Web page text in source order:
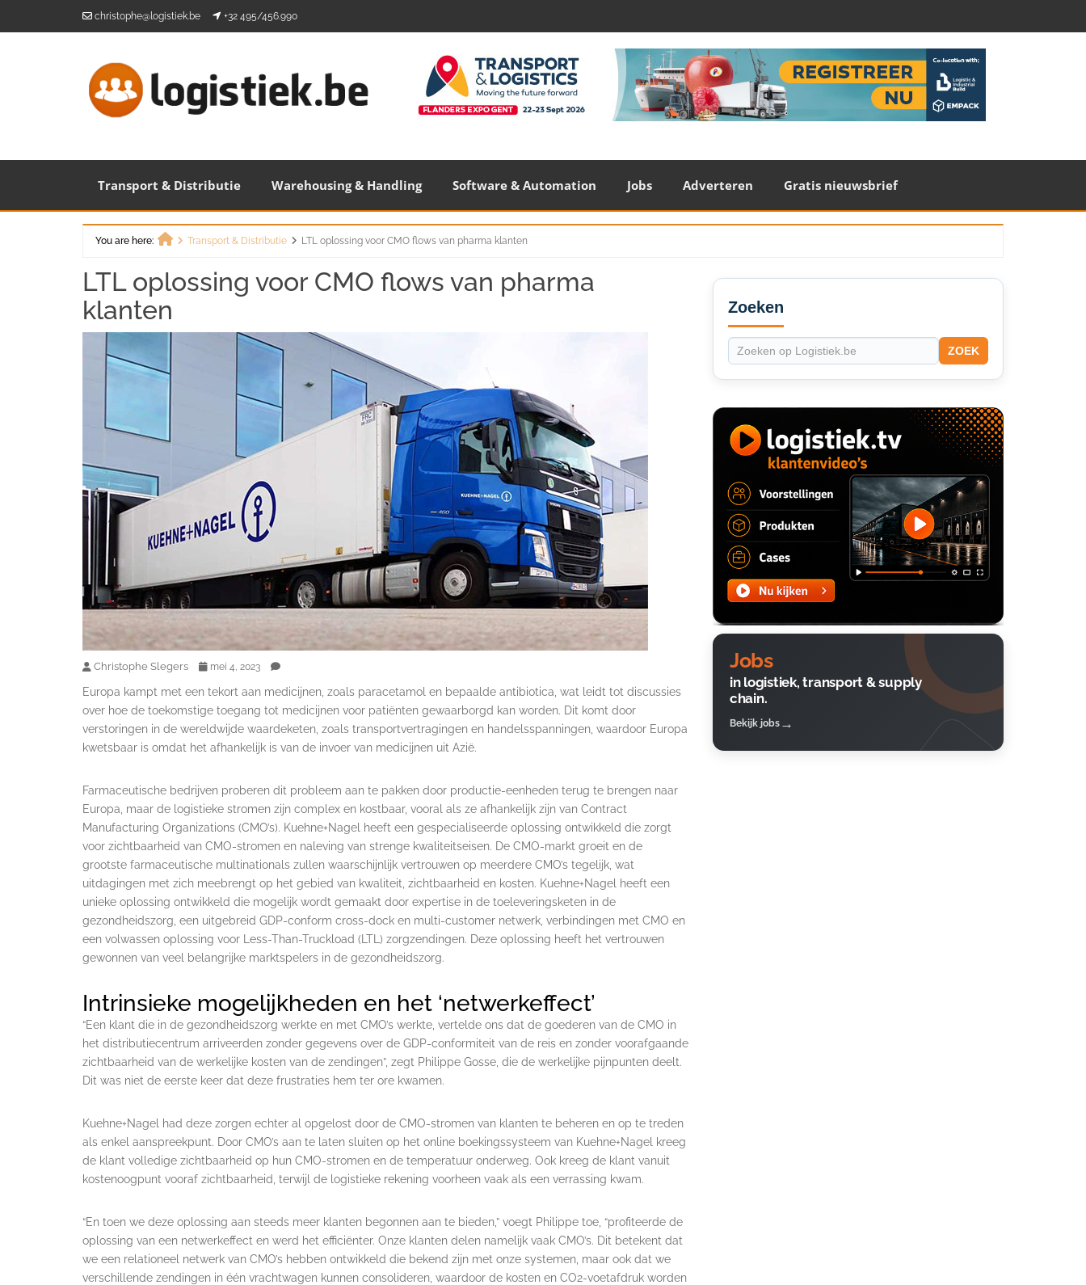
christophe@logistiek.be +32 495/456.990
Transport & Distributie Warehousing & Handling Software & Automation Jobs Adverteren Gratis nieuwsbrief
You are here:
Transport & Distributie LTL oplossing voor CMO flows van pharma klanten
LTL oplossing voor CMO flows van pharma
klanten
Christophe Slegers mei 4, 2023
Europa kampt met een tekort aan medicijnen, zoals paracetamol en bepaalde antibiotica, wat leidt tot discussies
over hoe de toekomstige toegang tot medicijnen voor patiënten gewaarborgd kan worden. Dit komt door
verstoringen in de wereldwijde waardeketen, zoals transportvertragingen en handelsspanningen, waardoor Europa
kwetsbaar is omdat het afhankelijk is van de invoer van medicijnen uit Azië.
Farmaceutische bedrijven proberen dit probleem aan te pakken door productie-eenheden terug te brengen naar
Europa, maar de logistieke stromen zijn complex en kostbaar, vooral als ze afhankelijk zijn van Contract
Manufacturing Organizations (CMO’s). Kuehne+Nagel heeft een gespecialiseerde oplossing ontwikkeld die zorgt
voor zichtbaarheid van CMO-stromen en naleving van strenge kwaliteitseisen. De CMO-markt groeit en de
grootste farmaceutische multinationals zullen waarschijnlijk vertrouwen op meerdere CMO’s tegelijk, wat
uitdagingen met zich meebrengt op het gebied van kwaliteit, zichtbaarheid en kosten. Kuehne+Nagel heeft een
unieke oplossing ontwikkeld die mogelijk wordt gemaakt door expertise in de toeleveringsketen in de
gezondheidszorg, een uitgebreid GDP-conform cross-dock en multi-customer netwerk, verbindingen met CMO en
een volwassen oplossing voor Less-Than-Truckload (LTL) zorgzendingen. Deze oplossing heeft het vertrouwen
gewonnen van veel belangrijke marktspelers in de gezondheidszorg.
Intrinsieke mogelijkheden en het ‘netwerkeffect’
“Een klant die in de gezondheidszorg werkte en met CMO’s werkte, vertelde ons dat de goederen van de CMO in
het distributiecentrum arriveerden zonder gegevens over de GDP-conformiteit van de reis en zonder voorafgaande
zichtbaarheid van de werkelijke kosten van de zendingen”, zegt Philippe Gosse, die de werkelijke pijnpunten deelt.
Dit was niet de eerste keer dat deze frustraties hem ter ore kwamen.
Kuehne+Nagel had deze zorgen echter al opgelost door de CMO-stromen van klanten te beheren en op te treden
als enkel aanspreekpunt. Door CMO’s aan te laten sluiten op het online boekingssysteem van Kuehne+Nagel kreeg
de klant volledige zichtbaarheid op hun CMO-stromen en de temperatuur onderweg. Ook kreeg de klant vanuit
kostenoogpunt vooraf zichtbaarheid, terwijl de logistieke rekening voorheen vaak als een verrassing kwam.
“En toen we deze oplossing aan steeds meer klanten begonnen aan te bieden,” voegt Philippe toe, “profiteerde de
oplossing van een netwerkeffect en werd het efficiënter. Onze klanten delen namelijk vaak CMO’s. Dit betekent dat
we een relationeel netwerk van CMO’s hebben ontwikkeld die bekend zijn met onze systemen, maar ook dat we
verschillende zendingen in één vrachtwagen kunnen consolideren, waardoor de kosten en CO2-voetafdruk worden
Secondary
Sidebar
Zoeken
ZOEK
Jobs
in logistiek, transport & supply
chain.
Bekijk jobs